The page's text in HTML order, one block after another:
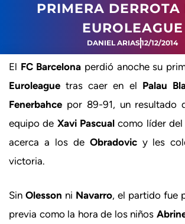
PRIMERA DERROTA
EUROLEAGUE
DANIEL ARIAS12/12/2014
El FC Barcelona perdió anoche su
Euroleague tras caer en el Palau
Fenerbahce por 89-91, un resultado
equipo de Xavi Pascual como líder
acerca a los de Obradovicy les
victoria.
Sin Olesson ni Navarro, el partido fue
previa como la hora de los niños